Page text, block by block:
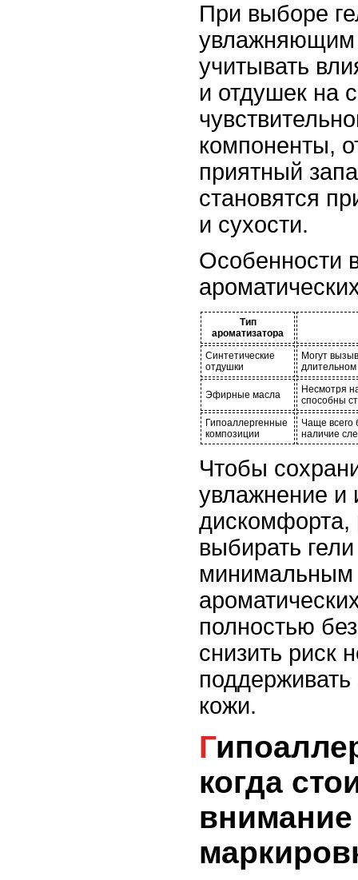
При выборе
учитывать
и отдушек на
компоненты,
приятный
становятся
и сухости.
Особенности
Тип
ароматизатора
Синтетические
отдушки
Могут
длительном
Эфирные масла
Несмотря
способны
Гипоаллергенные
композиции
Чаще всего
наличие
Чтобы
увлажнение и
дискомфорта,
выбирать
минимальным
полностью
снизить риск
кожи.
Гипоаллергенные гели:
когда